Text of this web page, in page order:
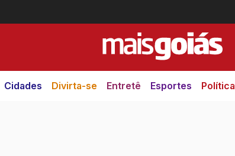
Cidades Divirta-se Entretê Esportes Política